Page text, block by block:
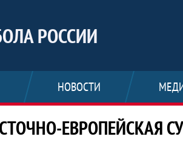
РОССИИ
НОВОСТИ
ЕВРОПЕЙСКАЯ